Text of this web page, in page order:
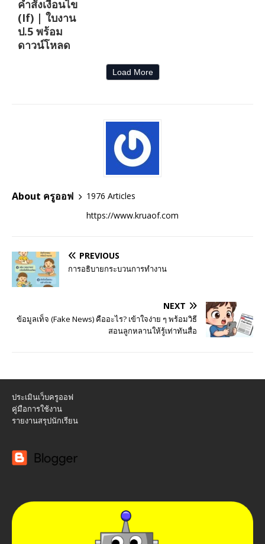
คำสั่งเงื่อนไข
(If) | ใบงาน
ป.5 พร้อม
ดาวน์โหลด
Load More
About ครูออฟ
1976 Articles
https://www.kruaof.com
PREVIOUS
การอธิบายกระบวนการทำงาน
NEXT
ข้อมูลเท็จ (Fake News) คืออะไร? เข้าใจง่าย ๆ พร้อมวิธี
สอนลูกหลานให้รู้เท่าทันสื่อ
ประเมินเว็บครูออฟ
คู่มือการใช้งาน
รายงานสรุปนักเรียน